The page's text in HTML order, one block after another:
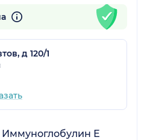
д 120/1
Иммуноглобулин Е